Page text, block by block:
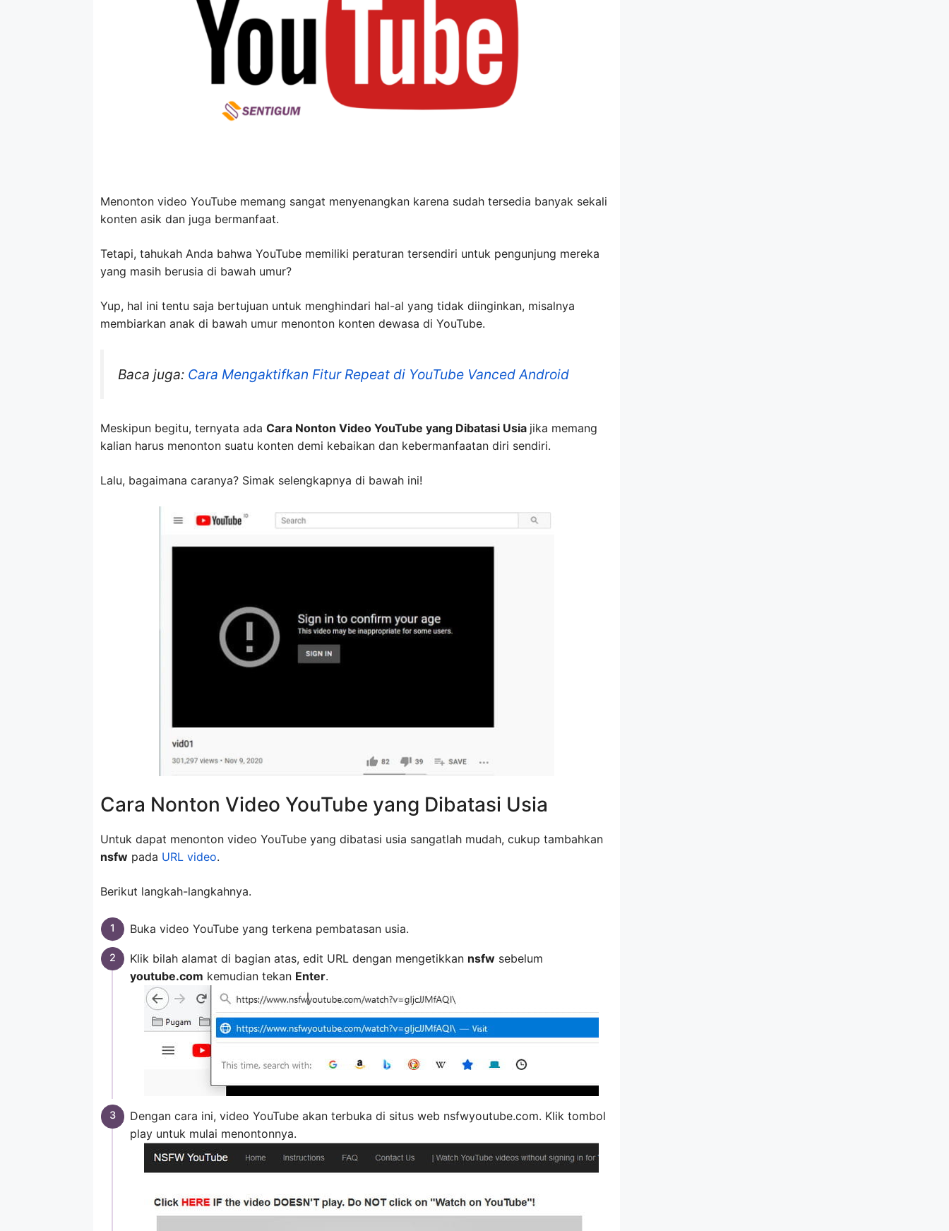
Menonton video YouTube memang sangat menyenangkan karena sudah tersedia banyak sekali
konten asik dan juga bermanfaat.
Tetapi, tahukah Anda bahwa YouTube memiliki peraturan tersendiri untuk pengunjung mereka
yang masih berusia di bawah umur?
Yup, hal ini tentu saja bertujuan untuk menghindari hal-al yang tidak diinginkan, misalnya
membiarkan anak di bawah umur menonton konten dewasa di YouTube.
Baca juga: Cara Mengaktifkan Fitur Repeat di YouTube Vanced Android
Meskipun begitu, ternyata ada Cara Nonton Video YouTube yang Dibatasi Usia jika memang
kalian harus menonton suatu konten demi kebaikan dan kebermanfaatan diri sendiri.
Lalu, bagaimana caranya? Simak selengkapnya di bawah ini!
Cara Nonton Video YouTube yang Dibatasi Usia
Untuk dapat menonton video YouTube yang dibatasi usia sangatlah mudah, cukup tambahkan
nsfw pada URL video.
Berikut langkah-langkahnya.
Buka video YouTube yang terkena pembatasan usia.
Klik bilah alamat di bagian atas, edit URL dengan mengetikkan nsfwsebelum
youtube.com kemudian tekan Enter.
Dengan cara ini, video YouTube akan terbuka di situs web nsfwyoutube.com. Klik tombol
play untuk mulai menontonnya.